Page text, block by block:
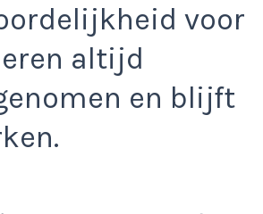
voor
altijd
en blijft